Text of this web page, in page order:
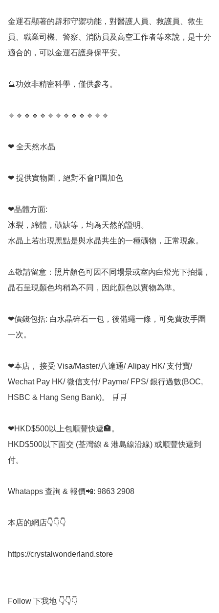
金運石顯著的辟邪守禦功能，對醫護人員、救護員、救生
員、職業司機、警察、消防員及高空工作者等來說，是十分
適合的，可以金運石護身保平安。
🔮功效非精密科學，僅供參考。
🔹️🔹️🔹️🔹️🔹️🔹️🔹️🔹️🔹️🔹️🔹️🔹️🔹️
❤ 全天然水晶
❤ 提供實物圖，絕對不會P圖加色
❤晶體方面:
冰裂，綿體，礦缺等，均為天然的證明。
水晶上若出現黑點是與水晶共生的一種礦物，正常現象。
⚠️敬請留意：照片顏色可因不同場景或室內白燈光下拍攝，
晶石呈現顏色均稍為不同，因此顏色以實物為準。
❤價錢包括: 白水晶碎石一包，後備繩一條，可免費改手圍
一次。
❤本店， 接受 Visa/Master/八達通/ Alipay HK/ 支付寶/
Wechat Pay HK/ 微信支付/ Payme/ FPS/ 銀行過數(BOC,
HSBC & Hang Seng Bank)。 🛒🛒
❤HKD$500以上包順豐快遞🏣。
HKD$500以下面交 (荃灣線 & 港島線沿線) 或順豐快遞到
付。
Whatapps 查詢 & 報價📲: 9863 2908
本店的網店👇👇👇
https://crystalwonderland.store
Follow 下我地 👇👇👇